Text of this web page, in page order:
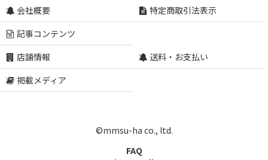
会社概要
特定商取引法表示
記事コンテンツ
店舗情報
送料・お支払い
掲載メディア
©mmsu-ha co., ltd.
FAQ